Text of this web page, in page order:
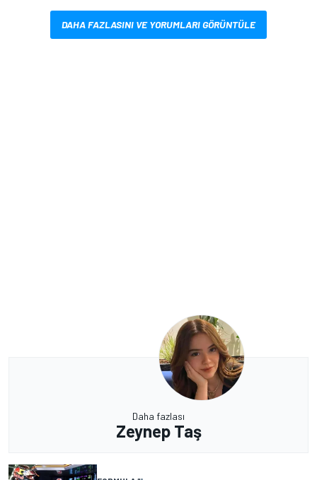
DAHA FAZLASINI VE YORUMLARI GÖRÜNTÜLE
Daha fazlası
Zeynep Taş